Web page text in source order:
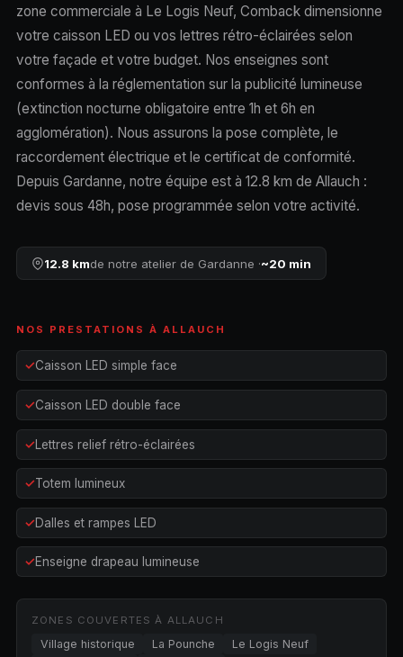
zone commerciale à Le Logis Neuf, Comback dimensionne
votre caisson LED ou vos lettres rétro-éclairées selon
votre façade et votre budget. Nos enseignes sont
conformes à la réglementation sur la publicité lumineuse
(extinction nocturne obligatoire entre 1h et 6h en
agglomération). Nous assurons la pose complète, le
raccordement électrique et le certificat de conformité.
Depuis Gardanne, notre équipe est à 12.8 km de Allauch :
devis sous 48h, pose programmée selon votre activité.
12.8 kmde notre atelier de Gardanne ·~20 min
NOS PRESTATIONS À ALLAUCH
Caisson LED simple face
Caisson LED double face
Lettres relief rétro-éclairées
Totem lumineux
Dalles et rampes LED
Enseigne drapeau lumineuse
ZONES COUVERTES À ALLAUCH
Village historique La Pounche
Le Logis Neuf